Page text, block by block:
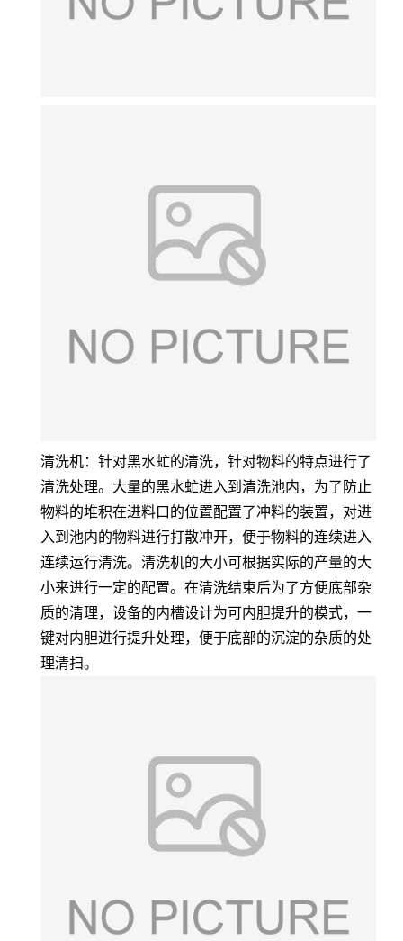
清洗机：针对黑水虻的清洗，针对物料的特点进行了
清洗处理。大量的黑水虻进入到清洗池内，为了防止
物料的堆积在进料口的位置配置了冲料的装置，对进
入到池内的物料进行打散冲开，便于物料的连续进入
连续运行清洗。清洗机的大小可根据实际的产量的大
小来进行一定的配置。在清洗结束后为了方便底部杂
质的清理，设备的内槽设计为可内胆提升的模式，一
键对内胆进行提升处理，便于底部的沉淀的杂质的处
理清扫。